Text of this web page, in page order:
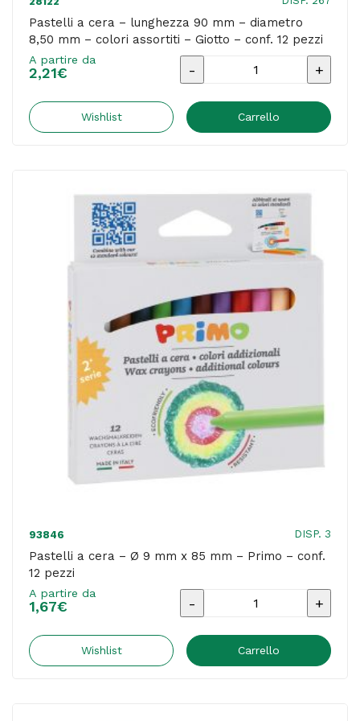
quantità
Pastelli a cera – lunghezza 90 mm – diametro
8,50 mm – colori assortiti – Giotto – conf. 12 pezzi
A partire da
2,21€
Pastelli
cera
mm
-
diametro
mm
-
colori
assortiti
-
Giotto
-
conf.
quantità
Wishlist Carrello
93846 DISP. 3
Pastelli a cera – Ø 9 mm x 85 mm – Primo – conf.
12 pezzi
A partire da
1,67€
Pastelli
cera
Wishlist Carrello